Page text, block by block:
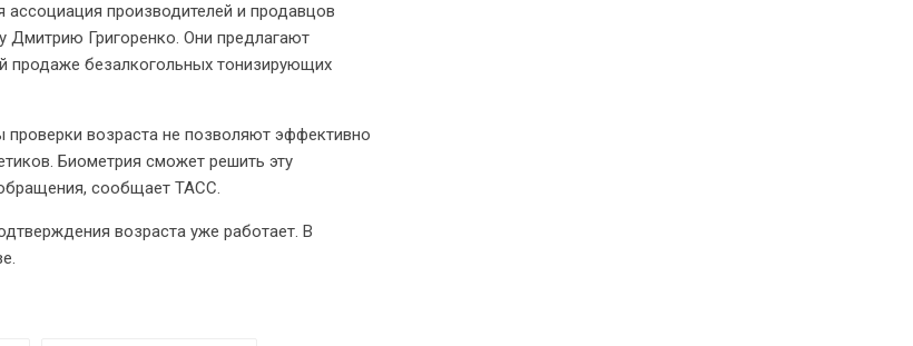
производителей и продавцов
Дмитрию Григоренко. Они предлагают
продаже безалкогольных тонизирующих
возраста не позволяют эффективно
Биометрия сможет решить эту
сообщает ТАСС.
возраста уже работает. В